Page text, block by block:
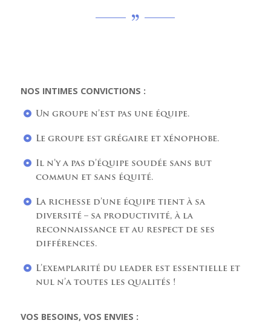
NOS INTIMES CONVICTIONS :
Un groupe n’est pas une équipe.
Le groupe est grégaire et xénophobe.
Il n’y a pas d’équipe soudée sans but
commun et sans équité.
La richesse d’une équipe tient à sa
diversité – sa productivité, à la
reconnaissance et au respect de ses
différences.
L’exemplarité du leader est essentielle et
nul n’a toutes les qualités !
VOS BESOINS, VOS ENVIES :